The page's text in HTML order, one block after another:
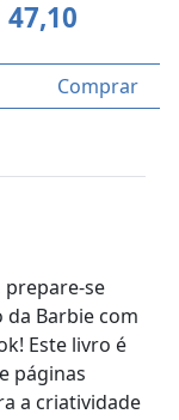
47,10
Comprar
prepare-se
Barbie com
Este livro é
páginas
a criatividade